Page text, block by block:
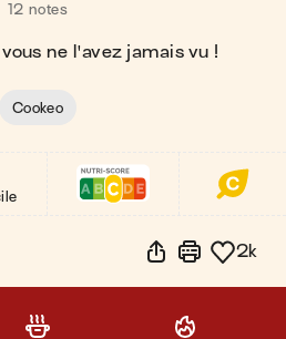
12 notes
ne l'avez jamais vu !
Cookeo
2k